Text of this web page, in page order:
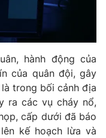
bằng AI
hành động của
của quân đội, gây
trong bối cảnh địa
ra các vụ cháy nổ,
cấp dưới đã báo
kế hoạch lừa và